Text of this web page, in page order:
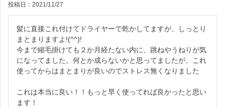
投稿日 2021/11/27
髪に直接これ付けてドライヤーで乾かしてますが、しっとり
まとまりますよ!(^^)!
今まで縮毛掛けても２か月経たない内に、跳ねやうねりが気
になってました。何とか成らないかと思ってましたが、これ
使ってからはまとまりが良いのでストレス無くなりました
これは本当に良い！！もっと早く使ってれば良かったと思い
ます！